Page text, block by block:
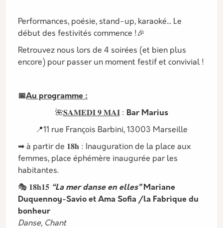
Performances, poésie, stand-up, karaoké... Le
début des festivités commence !🎉
Retrouvez nous lors de 4 soirées (et bien plus
encore) pour passer un moment festif et convivial !
📅Au programme :
🌺𝐒𝐀𝐌𝐄𝐃𝐈 𝟗 𝐌𝐀𝐈: Bar Marius
📍11 rue François Barbini, 13003 Marseille
➡ à partir de 𝟏𝟖𝐡 : Inauguration de la place aux
femmes, place éphémère inaugurée par les
habitantes.
🎭 𝟏𝟖𝐡𝟏𝟓 “La mer danse en elles”Mariane
Duquennoy-Savio et Ama Sofia /la Fabrique du
bonheur
Danse, Chant